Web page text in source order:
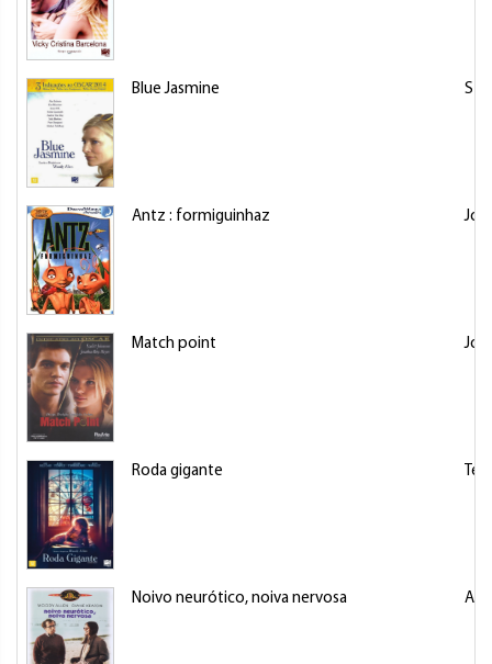
Blue Jasmine
Antz : formiguinhaz
Match point
Roda gigante
Noivo neurótico, noiva nervosa